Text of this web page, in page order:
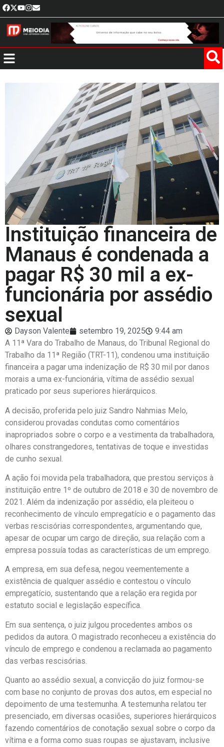
Instituição financeira de
Manaus é condenada a
pagar R$ 30 mil a ex-
funcionária por assédio
sexual
Dayson Valente setembro 19, 2025
9:44 am
A 11ª Vara do Trabalho de Manaus, do Tribunal Regional do
Trabalho da 11ª Região (TRT-11), condenou uma instituição
financeira a pagar uma indenização de R$ 30 mil por danos
morais a uma ex-funcionária, vítima de assédio sexual
praticado por seus superiores hierárquicos.
A decisão, proferida pelo juiz Sandro Nahmias Melo,
considerou provadas condutas como comentários
inapropriados sobre o corpo e a vestimenta da trabalhadora,
olhares constrangedores, tentativas de toque e investidas
de cunho sexual.
A ação foi movida pela trabalhadora, que prestou serviços à
instituição entre 1º de outubro de 2018 e 30 de novembro de
2021. Além da indenização por assédio, ela pleiteou o
reconhecimento de vínculo empregatício e o pagamento das
verbas rescisórias correspondentes, argumentando que,
apesar de ocupar um cargo de direção, sua relação com a
empresa possuía todas as características de um emprego.
A empresa, em sua defesa, negou veementemente a
existência de qualquer assédio e contestou o vínculo
empregatício, sustentando que a relação era regida por
estatuto social e legislação específica.
Em sua sentença, o juiz julgou procedentes ambos os
pedidos da autora. O magistrado reconheceu a existência do
vínculo de emprego e condenou a reclamada ao pagamento
das verbas rescisórias.
Quanto ao assédio sexual, a convicção do juiz formou-se
com base no conjunto de provas dos autos, em especial no
depoimento de uma testemunha. A testemunha relatou ter
presenciado, em diversas ocasiões, superiores hierárquicos
fazendo comentários de conotação sexual sobre o corpo da
vítima e a forma como suas roupas se ajustavam, inclusive